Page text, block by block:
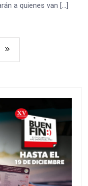
a quienes van […]